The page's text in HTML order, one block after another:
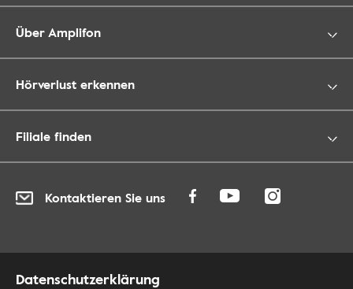
Über Amplifon
Hörverlust erkennen
Filiale finden
Kontaktieren Sie uns
Datenschutzerklärung